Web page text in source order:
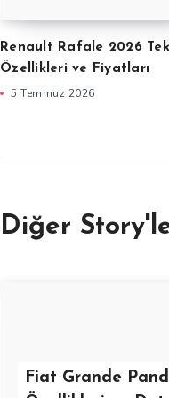
Renault Rafale 2026
Özellikleri ve Fiyatları
5 Temmuz 2026
Diğer
Fiat Grande